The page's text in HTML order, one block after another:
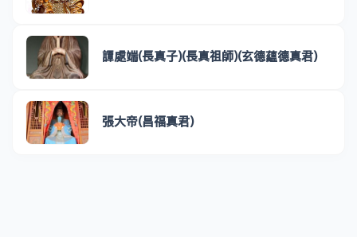
譚處端(長真子)(長真祖師)(玄德蘊德真君)
張大帝(昌福真君)